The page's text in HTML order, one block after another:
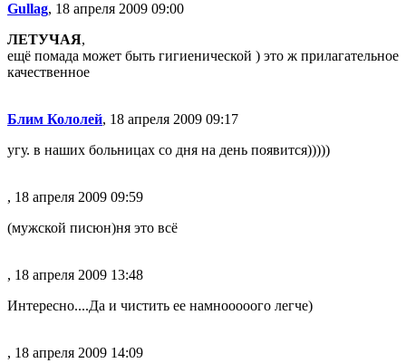
Gullag, 18 апреля 2009 09:00
ЛЕТУЧАЯ,
ещё помада может быть гигиенической ) это ж прилагательное
качественное
Блим Кололей, 18 апреля 2009 09:17
угу. в наших больницах со дня на день появится)))))
, 18 апреля 2009 09:59
(мужской писюн)ня это всё
, 18 апреля 2009 13:48
Интересно....Да и чистить ее намнооооого легче)
, 18 апреля 2009 14:09